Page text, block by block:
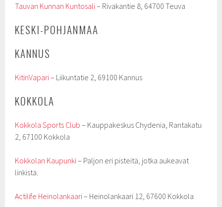
Tauvan Kunnan Kuntosali– Rivakantie 8, 64700 Teuva
KESKI-POHJANMAA
KANNUS
KitinVapari– Liikuntatie 2, 69100 Kannus
KOKKOLA
Kokkola Sports Club – Kauppakeskus Chydenia, Rantakatu
2, 67100 Kokkola
Kokkolan Kaupunki– Paljon eri pisteitä, jotka aukeavat
linkistä.
Actilife Heinolankaari– Heinolankaari 12, 67600 Kokkola